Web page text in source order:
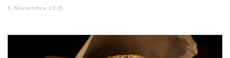
6 Novembre 2015